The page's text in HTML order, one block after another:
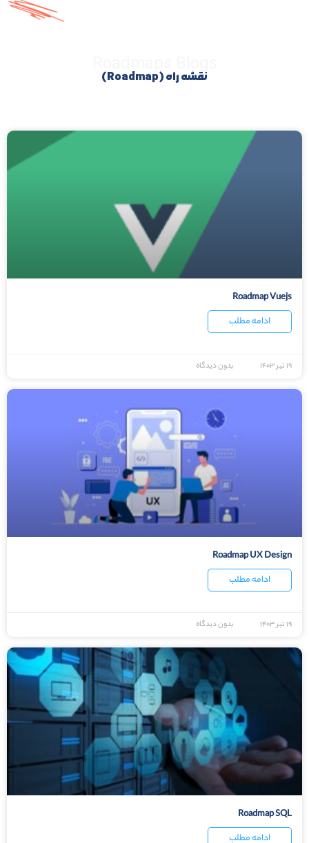
نقشه راه (Roadmap)
Roadmap Vuejs
ادامه مطلب
۱۹ تیر ۱۴۰۳ بدون دیدگاه
Roadmap UX Design
ادامه مطلب
۱۹ تیر ۱۴۰۳ بدون دیدگاه
Roadmap SQL
ادامه مطلب